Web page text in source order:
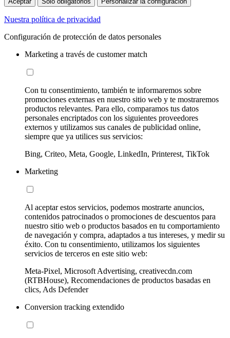
Nuestra política de privacidad
Configuración de protección de datos personales
Marketing a través de customer match
Con tu consentimiento, también te informaremos sobre
promociones externas en nuestro sitio web y te mostraremos
productos relevantes. Para ello, comparamos tus datos
personales encriptados con los siguientes proveedores
externos y utilizamos sus canales de publicidad online,
siempre que ya utilices sus servicios:
Bing, Criteo, Meta, Google, LinkedIn, Printerest, TikTok
Marketing
Al aceptar estos servicios, podemos mostrarte anuncios,
contenidos patrocinados o promociones de descuentos para
nuestro sitio web o productos basados en tu comportamiento
de navegación y compra, adaptados a tus intereses, y medir su
éxito. Con tu consentimiento, utilizamos los siguientes
servicios de terceros en este sitio web:
Meta-Pixel, Microsoft Advertising, creativecdn.com
(RTBHouse), Recomendaciones de productos basadas en
clics, Ads Defender
Conversion tracking extendido